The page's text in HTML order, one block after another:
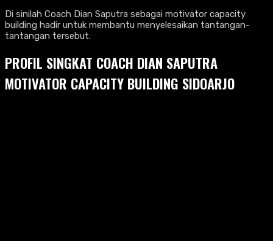
Di sinilah Coach Dian Saputra sebagai motivator capacity
building hadir untuk membantu menyelesaikan tantangan-
tantangan tersebut.
PROFIL SINGKAT COACH DIAN SAPUTRA
MOTIVATOR CAPACITY BUILDING SIDOARJO